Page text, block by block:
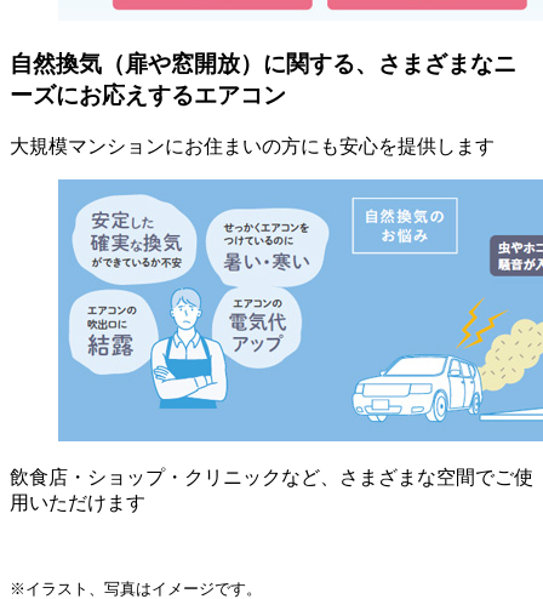
自然換気 （扉や窓開放） に関する、さまざまなニ
ーズにお応えするエアコン
大規模マンションにお住まいの方にも安心を提供します
飲食店・ショップ・クリニックなど、さまざまな空間でご使
用いただけます
※イラスト、写真はイメージです。